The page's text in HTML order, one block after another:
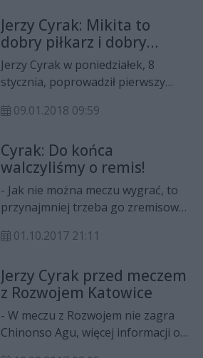
przestrzegał, że po wysokim
zwycięstwie należy zachować
pokorę.
Jerzy Cyrak: Mikita to
dobry piłkarz i dobry
człowiek
Jerzy Cyrak w poniedziałek, 8
stycznia, poprowadził pierwszy
Szkoleniowiec "Zielonych"
planach przygotowań do rundy
wiosennej oraz o sytuacji kadrowej
zespołu.
09.01.2018 09:59
Cyrak: Do końca
walczyliśmy o remis!
- Jak nie można meczu wygrać, to
przynajmniej trzeba go zremisować
Radom, Jerzy Cyrak po spotkaniu z
obejrzenia pomeczowych
wypowiedzi obu szkoleniowców.
01.10.2017 21:11
Jerzy Cyrak przed meczem
z Rozwojem Katowice
- W meczu z Rozwojem nie zagra
Chinonso Agu, więcej informacji o